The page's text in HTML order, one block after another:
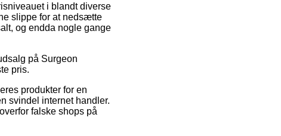
i blandt diverse
slippe for at nedsætte
og endda nogle gange
på Surgeon
pris.
produkter for en
svindel internet handler.
falske shops på